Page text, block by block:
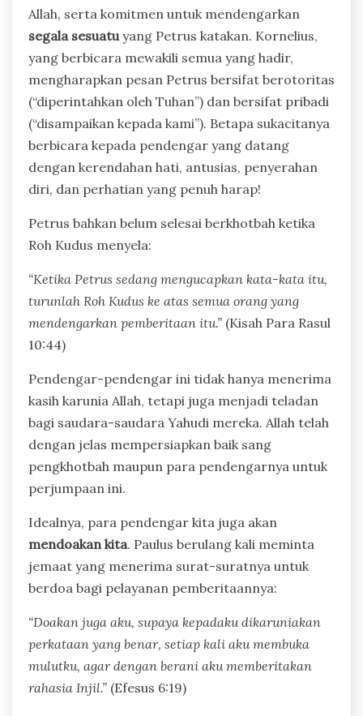
Allah, serta komitmen untuk mendengarkan
segala sesuatu yang Petrus katakan. Kornelius,
yang berbicara mewakili semua yang hadir,
mengharapkan pesan Petrus bersifat berotoritas
(“diperintahkan oleh Tuhan”) dan bersifat pribadi
(“disampaikan kepada kami”). Betapa sukacitanya
berbicara kepada pendengar yang datang
dengan kerendahan hati, antusias, penyerahan
diri, dan perhatian yang penuh harap!
Petrus bahkan belum selesai berkhotbah ketika
Roh Kudus menyela:
“Ketika Petrus sedang mengucapkan kata-kata itu,
turunlah Roh Kudus ke atas semua orang yang
mendengarkan pemberitaan itu.” (Kisah Para Rasul
10:44)
Pendengar-pendengar ini tidak hanya menerima
kasih karunia Allah, tetapi juga menjadi teladan
bagi saudara-saudara Yahudi mereka. Allah telah
dengan jelas mempersiapkan baik sang
pengkhotbah maupun para pendengarnya untuk
perjumpaan ini.
Idealnya, para pendengar kita juga akan
mendoakan kita. Paulus berulang kali meminta
jemaat yang menerima surat-suratnya untuk
berdoa bagi pelayanan pemberitaannya:
“Doakan juga aku, supaya kepadaku dikaruniakan
perkataan yang benar, setiap kali aku membuka
mulutku, agar dengan berani aku memberitakan
rahasia Injil.” (Efesus 6:19)